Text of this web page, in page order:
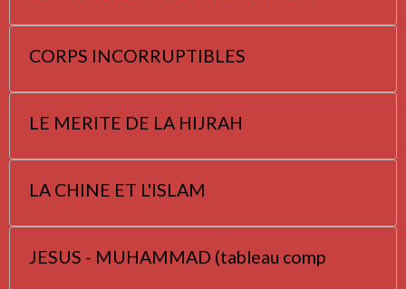
CORPS INCORRUPTIBLES
LE MERITE DE LA HIJRAH
LA CHINE ET L'ISLAM
JESUS - MUHAMMAD (tableau comp